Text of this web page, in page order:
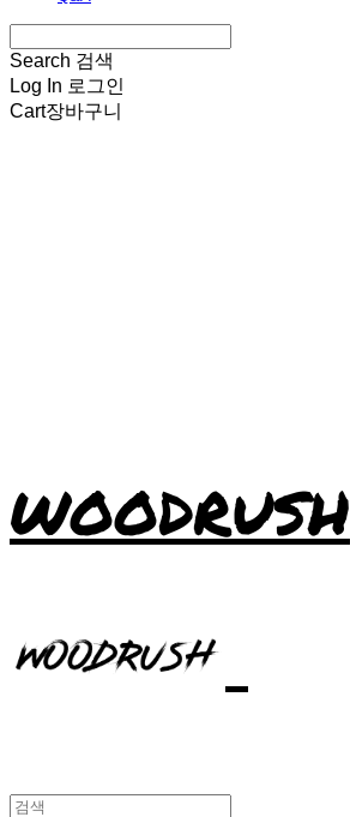
Search 검색
Log In 로그인
Cart장바구니
WOODRUSH